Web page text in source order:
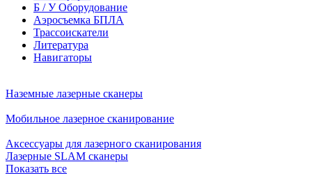
Б / У Оборудование
Аэросъемка БПЛА
Трассоискатели
Литература
Навигаторы
Наземные лазерные сканеры
Мобильное лазерное сканирование
Аксессуары для лазерного сканирования
Лазерные SLAM сканеры
Показать все